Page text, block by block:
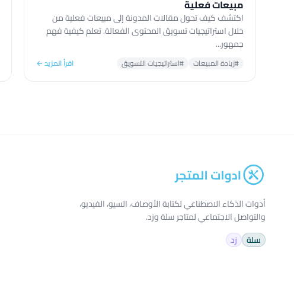
مبيعات فعلية
اكتشف كيف تحول مقالات المدونة إلى مبيعات فعلية من
خلال استراتيجيات تسويق المحتوى الفعالة. تعلم كيفية فهم
جمهور...
#زيادة المبيعات #استراتيجيات التسويق اقرأ المزيد ←
أدوات الذكاء الاصطناعي لكتابة الأوصاف، السيو، الفيديو،
والتواصل الاجتماعي لمتاجر سلة وزد.
سلة
زد